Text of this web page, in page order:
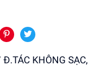
KHÔNG SẠC,